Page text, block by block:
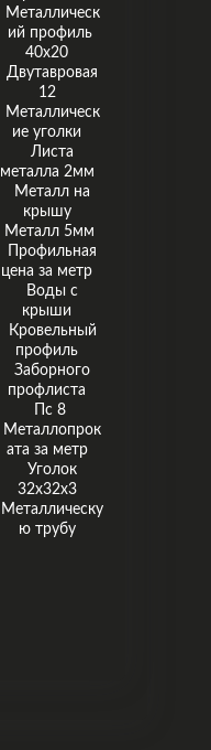
Металлическ
ий профиль
40х20
Двутавровая
12
Металлическ
ие уголки
Листа
металла 2мм
Металл на
крышу
Металл 5мм
Профильная
цена за метр
Воды с
крыши
Кровельный
профиль
Заборного
профлиста
Пс 8
Металлопрок
ата за метр
Уголок
32х32х3
Металлическу
ю трубу